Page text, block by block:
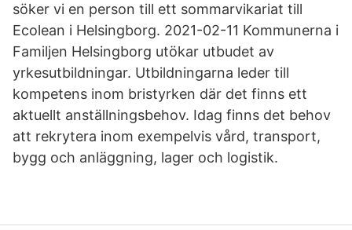
söker vi en person till ett sommarvikariat till
Ecolean i Helsingborg. 2021-02-11 Kommunerna i
Familjen Helsingborg utökar utbudet av
yrkesutbildningar. Utbildningarna leder till
kompetens inom bristyrken där det finns ett
aktuellt anställningsbehov. Idag finns det behov
att rekrytera inom exempelvis vård, transport,
bygg och anläggning, lager och logistik.